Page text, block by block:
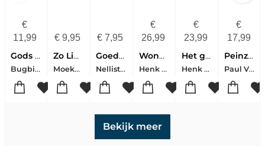
€
11,99
Gods Liefde Voor Mij Kartonboek
Bugbird, Tim
€ 9,95
Zo Lief Heb Ik Jou
Moekestorm, Irma
€ 7,95
Goed Nieuws! God Houdt Van Jou
Nellist, Glenys
€
26,99
Wonen in verwondering
Henk Helmantel-André F. Troost
€
23,99
Het geheim van David
Henk Binnendijk
€
17,99
Peinzen met Prediker
Paul Visser
Bekijk meer